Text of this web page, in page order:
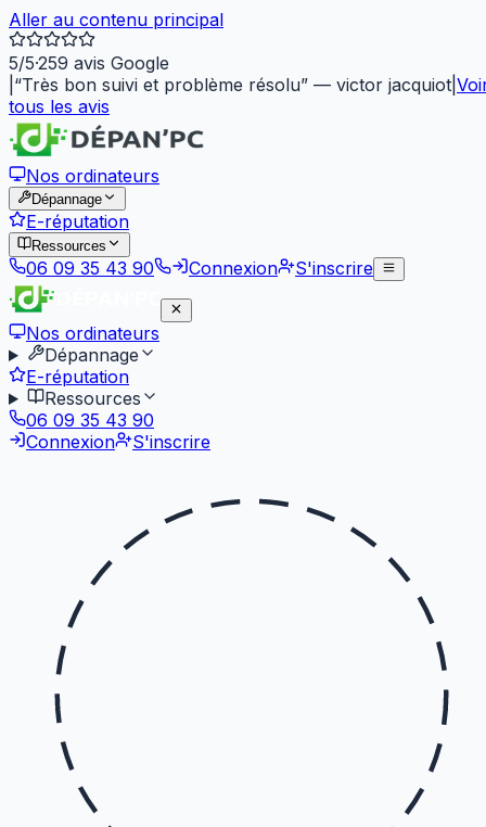
Aller au contenu principal
5/5·259 avis Google
“Très bon suivi et problème résolu” — victor jacquiot
tous les avis
Nos ordinateurs
Dépannage
E-réputation
Ressources
06 09 35 43 90 Connexion S'inscrire
Nos ordinateurs
Dépannage
E-réputation
Ressources
06 09 35 43 90
Connexion
S'inscrire